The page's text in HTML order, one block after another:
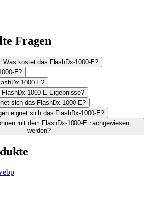
Fragen
Was kostet das FlashDx-1000-E?
E?
1000-E?
1000-E Ergebnisse?
sich das FlashDx-1000-E?
eignet sich das FlashDx-1000-E?
mit dem FlashDx-1000-E nachgewiesen
werden?